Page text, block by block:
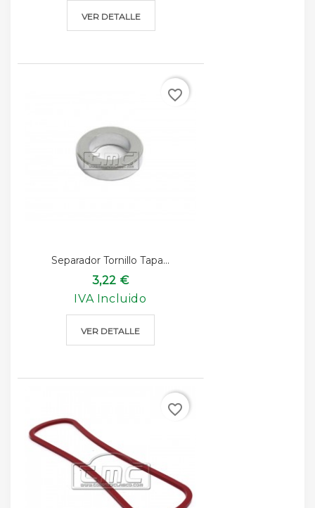
VER DETALLE
Separador Tornillo Tapa...
3,22 €
IVA Incluido
VER DETALLE
favorite_border
favorite_border